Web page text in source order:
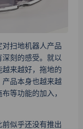
扫地机器人产品
刻的感受。就以
来越好，拖地的
产品本身也越来越
等功能的加入，
似乎还没有推出